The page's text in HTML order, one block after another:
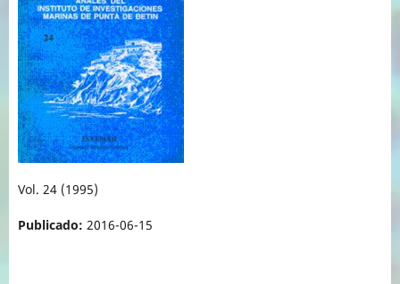
Vol. 24 (1995)
Publicado: 2016-06-15